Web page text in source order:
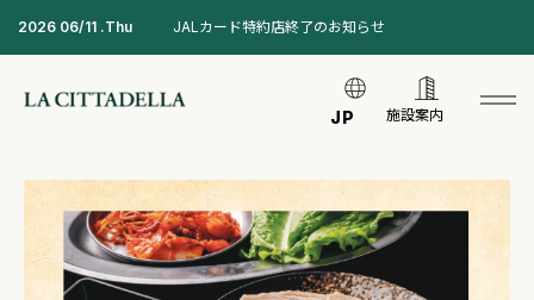
2026 06/11 .Thu JALカード特約店終了のお知らせ
JP 施設案内